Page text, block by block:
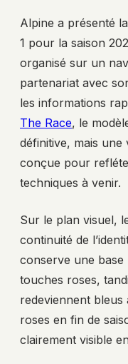
Alpine a présenté
1 pour la saison
organisé sur un
partenariat avec
les informations
The Race, le
définitive, mais
conçue pour
techniques à venir.
Sur le plan visuel,
continuité de
conserve une base
touches roses,
redeviennent
roses en fin de
clairement visible